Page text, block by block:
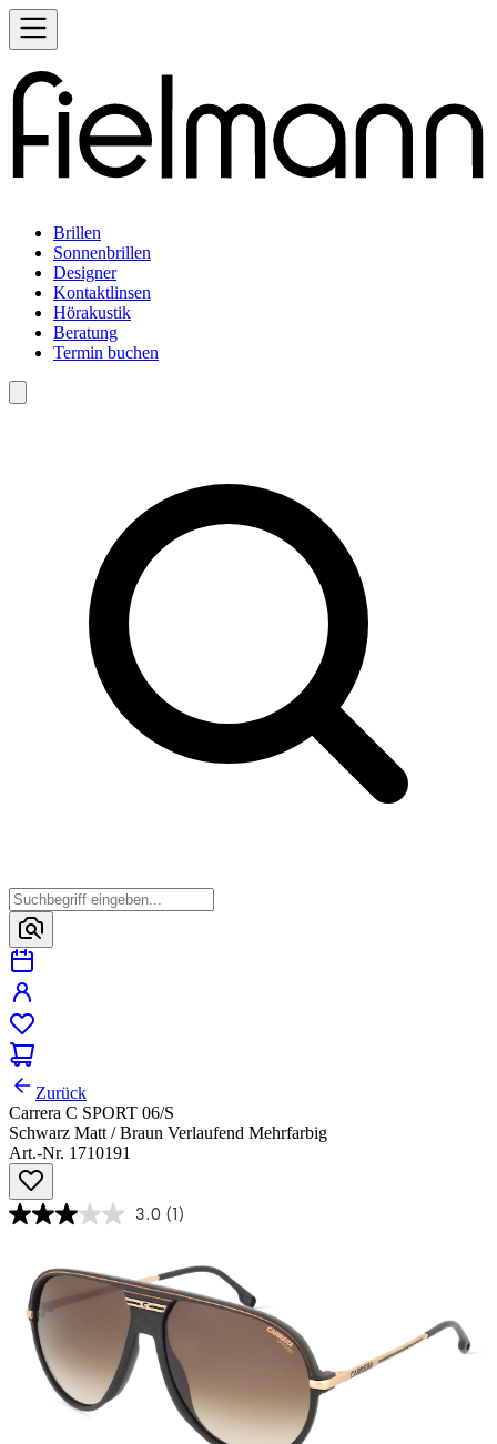
Brillen
Sonnenbrillen
Designer
Kontaktlinsen
Hörakustik
Beratung
Termin buchen
Zurück
Carrera C SPORT 06/S
Schwarz Matt / Braun Verlaufend Mehrfarbig
Art.-Nr. 1710191
3.0 (1)